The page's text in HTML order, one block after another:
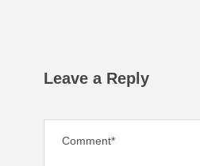
Leave a Reply